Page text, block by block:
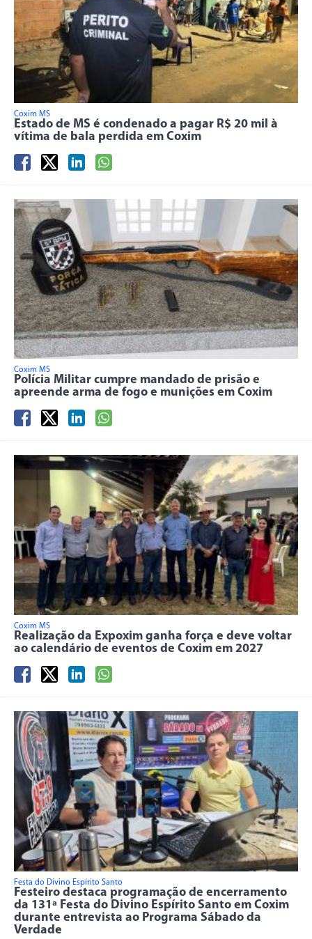
Coxim MS
Estado de MS é condenado a pagar R$ 20 mil à
vítima de bala perdida em Coxim
Coxim MS
Polícia Militar cumpre mandado de prisão e
apreende arma de fogo e munições em Coxim
Coxim MS
Realização da Expoxim ganha força e deve voltar
ao calendário de eventos de Coxim em 2027
Festa do Divino Espírito Santo
Festeiro destaca programação de encerramento
da 131ª Festa do Divino Espírito Santo em Coxim
durante entrevista ao Programa Sábado da
Verdade